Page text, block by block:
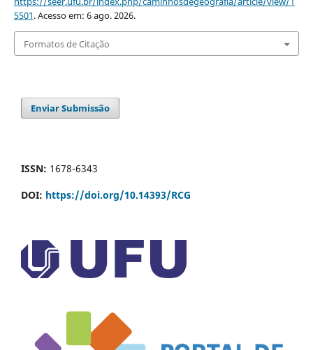
5501. Acesso em: 6 ago. 2026.
Formatos de Citação
Enviar Submissão
ISSN: 1678-6343
DOI: https://doi.org/10.14393/RCG